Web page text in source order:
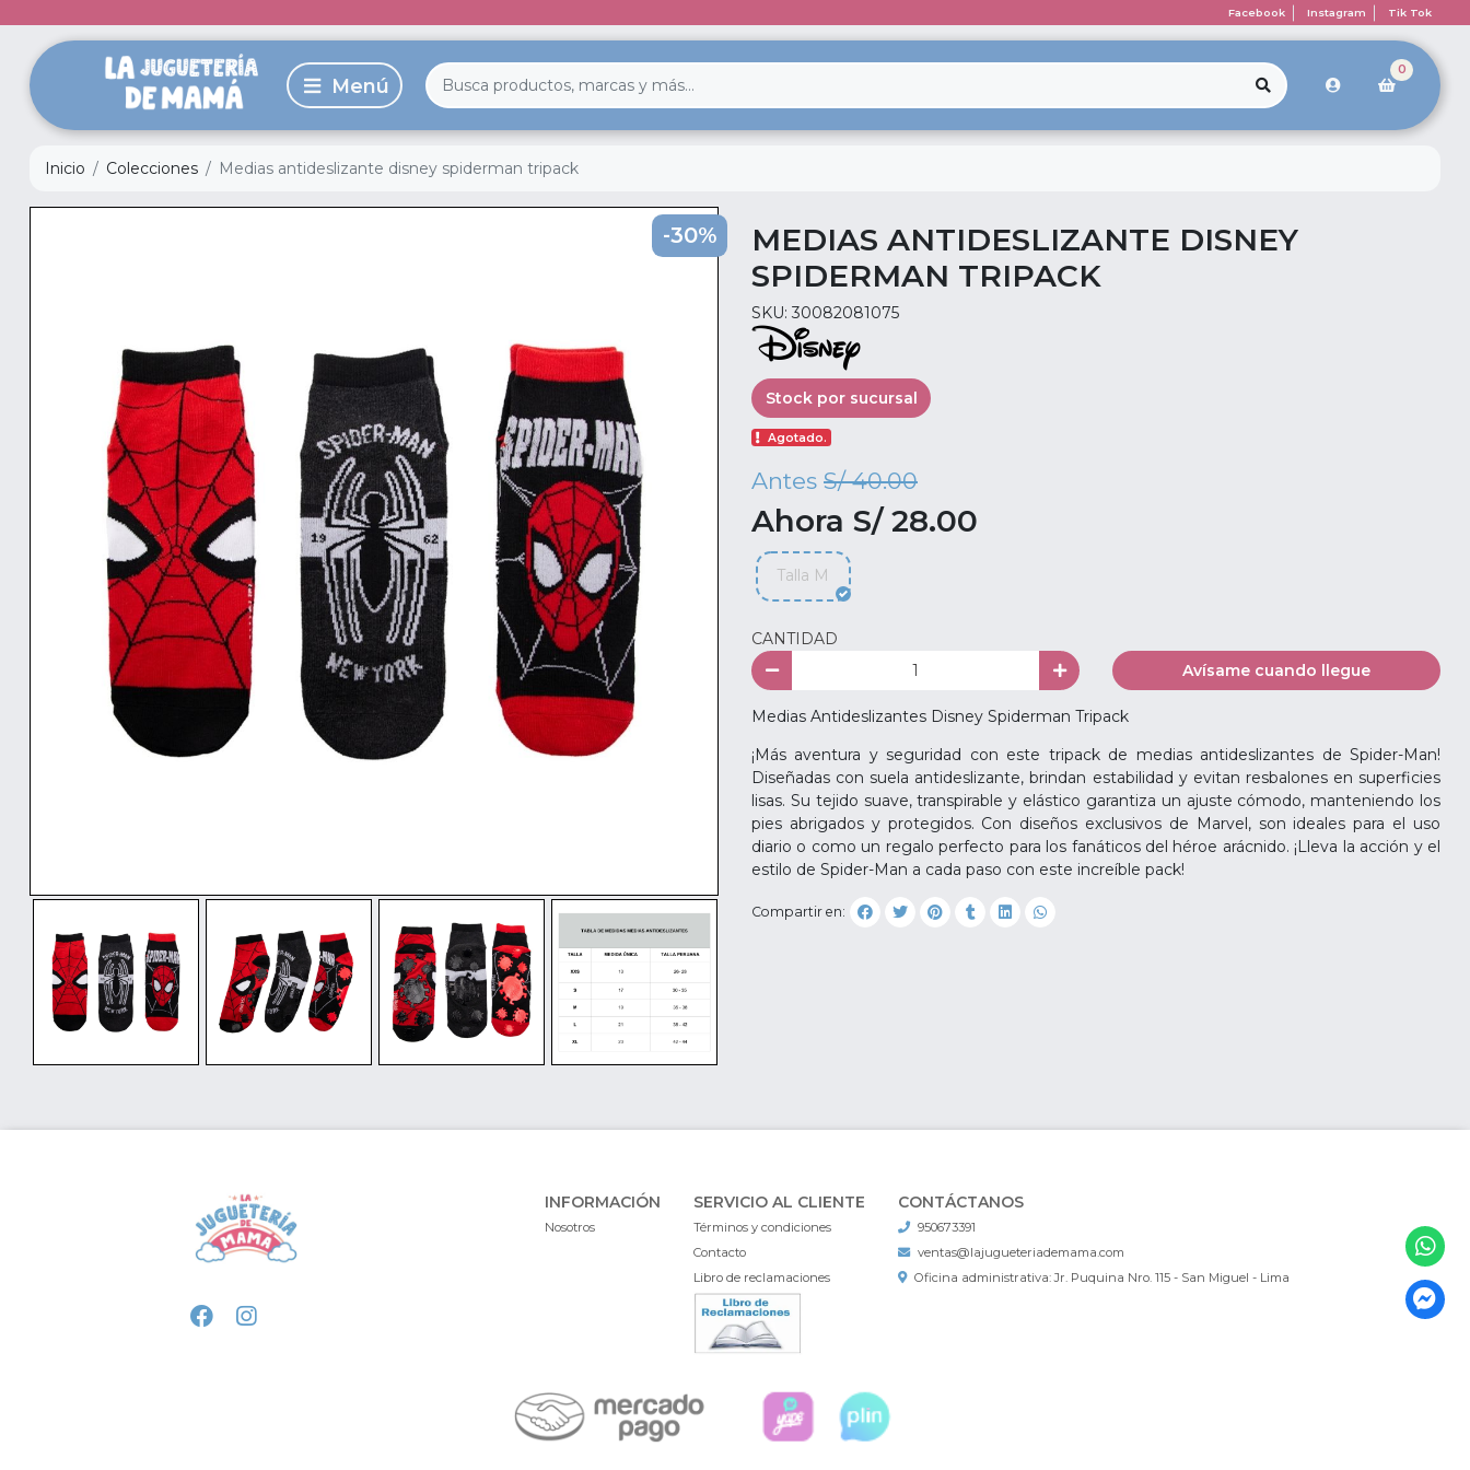
Facebook Instagram Tik Tok
0
Inicio Colecciones Medias antideslizante disney spiderman tripack
-30%
MEDIAS ANTIDESLIZANTE DISNEY
SPIDERMAN TRIPACK
SKU: 30082081075
Stock por sucursal
Agotado.
Antes S/ 40.00
Ahora S/ 28.00
Talla M
CANTIDAD
Avísame cuando llegue
Medias Antideslizantes Disney Spiderman Tripack
¡Más aventura y seguridad con este tripack de medias antideslizantes de Spider-Man!
Diseñadas con suela antideslizante, brindan estabilidad y evitan resbalones en superficies
lisas. Su tejido suave, transpirable y elástico garantiza un ajuste cómodo, manteniendo los
pies abrigados y protegidos. Con diseños exclusivos de Marvel, son ideales para el uso
diario o como un regalo perfecto para los fanáticos del héroe arácnido. ¡Lleva la acción y el
estilo de Spider-Man a cada paso con este increíble pack!
Compartir en:
INFORMACIÓN
Nosotros
SERVICIO AL CLIENTE
Términos y condiciones
Contacto
Libro de reclamaciones
CONTÁCTANOS
950673391
ventas@lajugueteriademama.com
Oficina administrativa: Jr. Puquina Nro. 115 - San Miguel - Lima